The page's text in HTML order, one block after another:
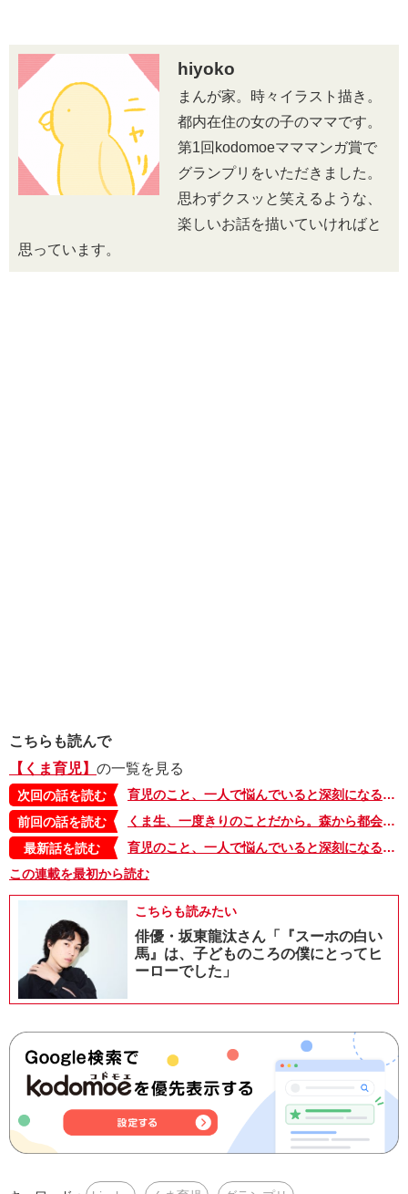
hiyoko
まんが家。時々イラスト描き。
都内在住の女の子のママです。
第1回kodomoeマママンガ賞で
グランプリをいただきました。
思わずクスッと笑えるような、
楽しいお話を描いていければと
思っています。
こちらも読んで
【くま育児】 の一覧を見る
次回の話を読む
育児のこと、一人で悩んでいると深刻になるのに、ママどうしで話すと笑い話になっちゃうのなんでだろう…【くま育児・エピソードゼロ】
前回の話を読む
くま生、一度きりのことだから。森から都会に来ーちゃった！【くま育児・都会編１】
最新話を読む
育児のこと、一人で悩んでいると深刻になるのに、ママどうしで話すと笑い話になっちゃうのなんでだろう…【くま育児・エピソードゼロ】
この連載を最初から読む
こちらも読みたい
俳優・坂東龍汰さん「『スーホの白い
馬』は、子どものころの僕にとってヒ
ーローでした」